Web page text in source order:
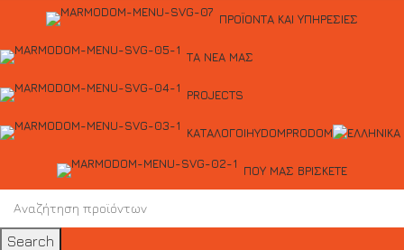
ΠΡΟΪΌΝΤΑ ΚΑΙ ΥΠΗΡΕΣΊΕΣ
ΤΑ ΝΈΑ ΜΑΣ
PROJECTS
ΚΑΤΆΛΟΓΟΙHYDOMPRODOM
ΠΟΥ ΜΑΣ ΒΡΊΣΚΕΤΕ
Search